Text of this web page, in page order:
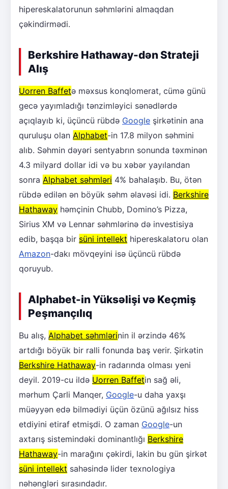
hipereskalatorunun səhmlərini almaqdan
çəkindirmədi.
Berkshire Hathaway-dən Strateji
Alış
Uorren Baffetə məxsus konqlomerat, cümə günü
gecə yayımladığı tənzimləyici sənədlərdə
açıqlayıb ki, üçüncü rübdə Google şirkətinin ana
quruluşu olan Alphabet-in 17.8 milyon səhmini
alıb. Səhmin dəyəri sentyabrın sonunda təxminən
4.3 milyard dollar idi və bu xəbər yayılandan
sonra Alphabet səhmləri 4% bahalaşıb. Bu, ötən
rübdə edilən ən böyük səhm əlavəsi idi. Berkshire
Hathaway həmçinin Chubb, Domino’s Pizza,
Sirius XM və Lennar səhmlərinə də investisiya
edib, başqa bir süni intellekt hipereskalatoru olan
Amazon-dakı mövqeyini isə üçüncü rübdə
qoruyub.
Alphabet-in Yüksəlişi və Keçmiş
Peşmançılıq
Bu alış, Alphabet səhmlərinin il ərzində 46%
artdığı böyük bir ralli fonunda baş verir. Şirkətin
Berkshire Hathaway-in radarında olması yeni
deyil. 2019-cu ildə Uorren Baffetin sağ əli,
mərhum Çarli Manqer, Google-u daha yaxşı
müəyyən edə bilmədiyi üçün özünü ağılsız hiss
etdiyini etiraf etmişdi. O zaman Google-un
axtarış sistemindəki dominantlığı Berkshire
Hathaway-in marağını çəkirdi, lakin bu gün şirkət
süni intellekt sahəsində lider texnologiya
nəhəngləri sırasındadır.